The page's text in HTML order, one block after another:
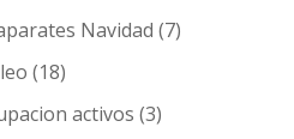
Navidad (7)
(18)
activos (3)